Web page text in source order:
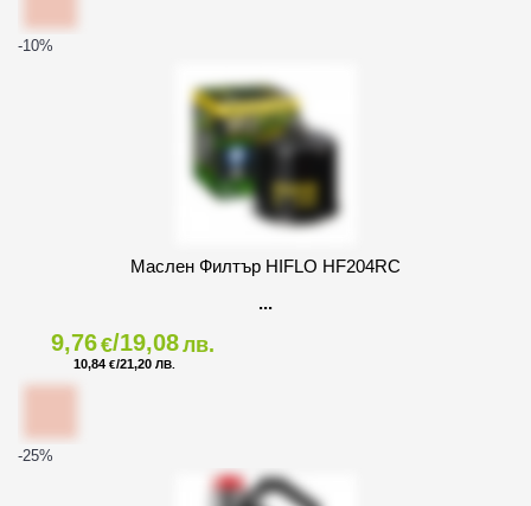
-10%
Маслен Филтър HIFLO HF204RC
9,76€/19,08лв.
10,84 €/21,20 ЛВ.
-25%